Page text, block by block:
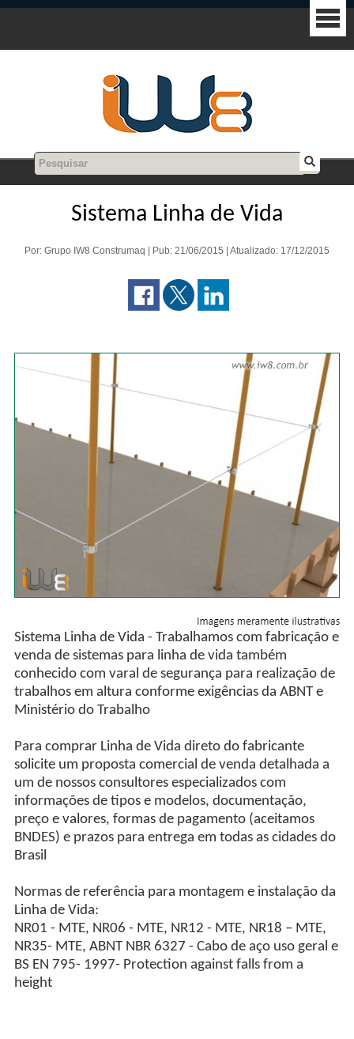
Sistema Linha de Vida
Por: Grupo IW8 Construmaq | Pub: 21/06/2015 | Atualizado: 17/12/2015
Sistema Linha de Vida - Trabalhamos com fabricação e
venda de sistemas para linha de vida também
conhecido com varal de segurança para realização de
trabalhos em altura conforme exigências da ABNT e
Ministério do Trabalho
Para comprar Linha de Vida direto do fabricante
solicite um proposta comercial de venda detalhada a
um de nossos consultores especializados com
informações de tipos e modelos, documentação,
preço e valores, formas de pagamento (aceitamos
BNDES) e prazos para entrega em todas as cidades do
Brasil
Normas de referência para montagem e instalação da
Linha de Vida:
NR01 - MTE, NR06 - MTE, NR12 - MTE, NR18 – MTE,
NR35- MTE, ABNT NBR 6327 - Cabo de aço uso geral e
BS EN 795- 1997- Protection against falls from a
height